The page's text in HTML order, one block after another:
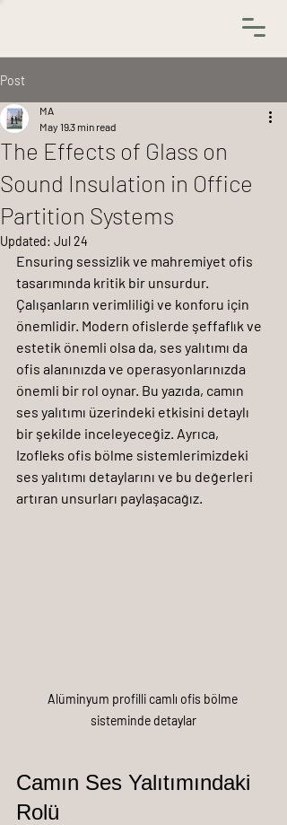
Post
The Effects of Glass on
Sound Insulation in Office
Partition Systems
MA
May 193 min read
Updated: Jul 24
Ensuring sessizlik ve mahremiyet ofis
tasarımında kritik bir unsurdur.
Çalışanların verimliliği ve konforu için
önemlidir. Modern ofislerde şeffaflık ve
estetik önemli olsa da, ses yalıtımı da
ofis alanınızda ve operasyonlarınızda
önemli bir rol oynar. Bu yazıda, camın
ses yalıtımı üzerindeki etkisini detaylı
bir şekilde inceleyeceğiz. Ayrıca,
Izofleks ofis bölme sistemlerimizdeki
ses yalıtımı detaylarını ve bu değerleri
artıran unsurları paylaşacağız.
Alüminyum profilli camlı ofis bölme
sisteminde detaylar
Camın Ses Yalıtımındaki
Rolü